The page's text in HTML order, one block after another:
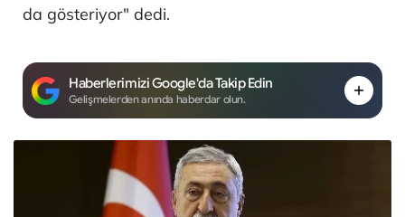
da gösteriyor" dedi.
Haberlerimizi Google'da Takip Edin
Gelişmelerden anında haberdar olun.